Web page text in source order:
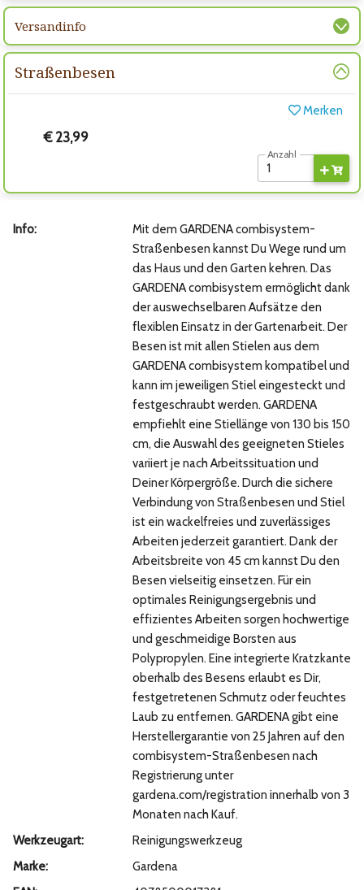
Versandinfo
Straßenbesen
Merken
€ 23,99
Anzahl
Info:
Mit dem GARDENA combisystem-
Straßenbesen kannst Du Wege rund um
das Haus und den Garten kehren. Das
GARDENA combisystem ermöglicht dank
der auswechselbaren Aufsätze den
flexiblen Einsatz in der Gartenarbeit. Der
Besen ist mit allen Stielen aus dem
GARDENA combisystem kompatibel und
kann im jeweiligen Stiel eingesteckt und
festgeschraubt werden. GARDENA
empfiehlt eine Stiellänge von 130 bis 150
cm, die Auswahl des geeigneten Stieles
variiert je nach Arbeitssituation und
Deiner Körpergröße. Durch die sichere
Verbindung von Straßenbesen und Stiel
ist ein wackelfreies und zuverlässiges
Arbeiten jederzeit garantiert. Dank der
Arbeitsbreite von 45 cm kannst Du den
Besen vielseitig einsetzen. Für ein
optimales Reinigungsergebnis und
effizientes Arbeiten sorgen hochwertige
und geschmeidige Borsten aus
Polypropylen. Eine integrierte Kratzkante
oberhalb des Besens erlaubt es Dir,
festgetretenen Schmutz oder feuchtes
Laub zu entfernen. GARDENA gibt eine
Herstellergarantie von 25 Jahren auf den
combisystem-Straßenbesen nach
Registrierung unter
gardena.com/registration innerhalb von 3
Monaten nach Kauf.
Werkzeugart:
Reinigungswerkzeug
Marke:
Gardena